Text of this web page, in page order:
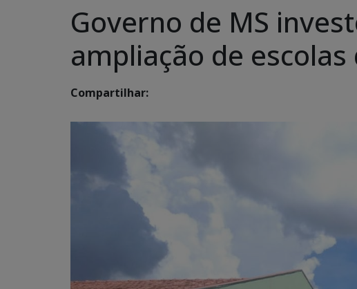
Governo de MS
ampliação de
Compartilhar: